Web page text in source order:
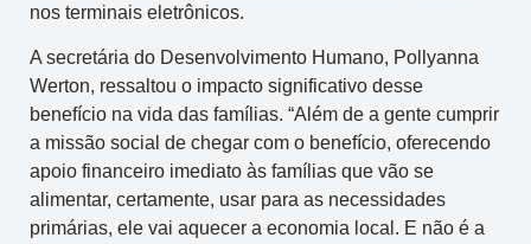
nos terminais eletrônicos.
A secretária do Desenvolvimento Humano, Pollyanna
Werton, ressaltou o impacto significativo desse
benefício na vida das famílias. “Além de a gente cumprir
a missão social de chegar com o benefício, oferecendo
apoio financeiro imediato às famílias que vão se
alimentar, certamente, usar para as necessidades
primárias, ele vai aquecer a economia local. E não é a